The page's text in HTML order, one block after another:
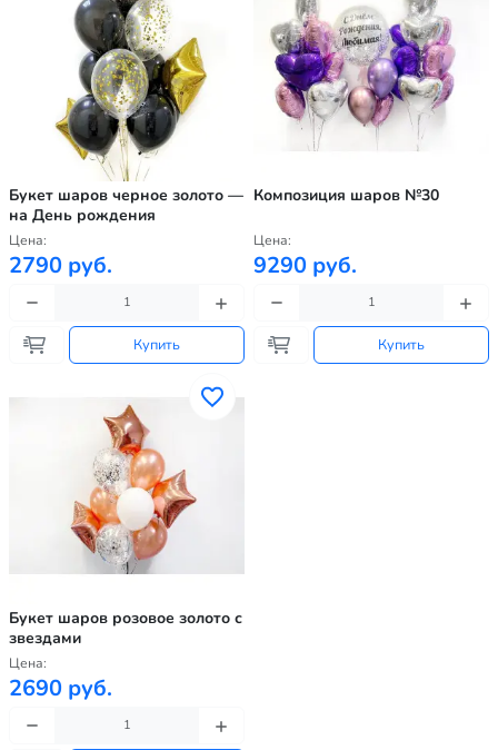
Букет шаров черное золото —
на День рождения
Цена:
2790 руб.
Купить
Композиция шаров №30
Цена:
9290 руб.
Купить
Букет шаров розовое золото с
звездами
Цена:
2690 руб.